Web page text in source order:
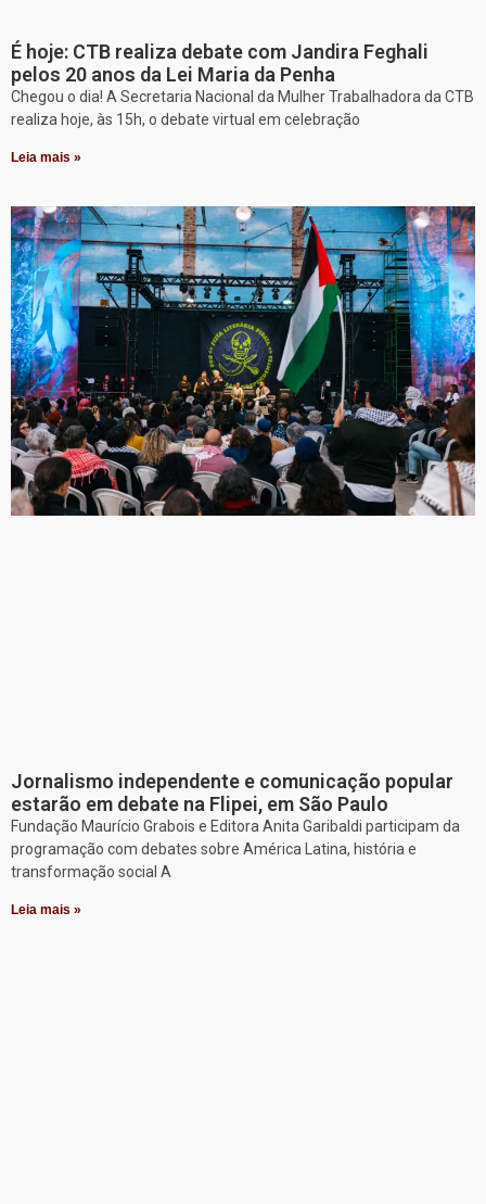
É hoje: CTB realiza debate com Jandira Feghali
pelos 20 anos da Lei Maria da Penha
Chegou o dia! A Secretaria Nacional da Mulher Trabalhadora da CTB
realiza hoje, às 15h, o debate virtual em celebração
Leia mais »
Jornalismo independente e comunicação popular
estarão em debate na Flipei, em São Paulo
Fundação Maurício Grabois e Editora Anita Garibaldi participam da
programação com debates sobre América Latina, história e
transformação social A
Leia mais »